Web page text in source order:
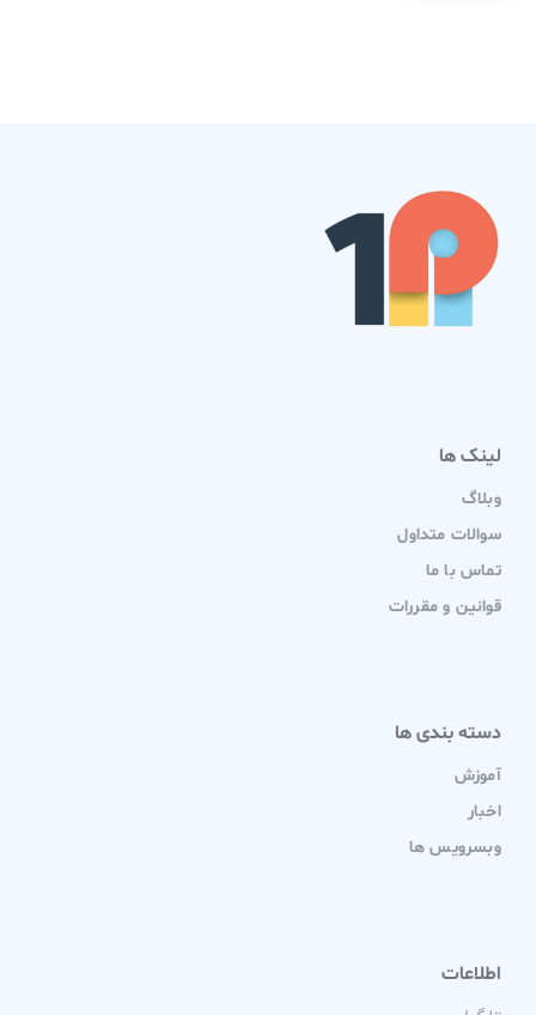
لینک ها
وبلاگ
سوالات متداول
تماس با ما
قوانین و مقررات
دسته بندی ها
آموزش
اخبار
وبسرویس ها
اطلاعات